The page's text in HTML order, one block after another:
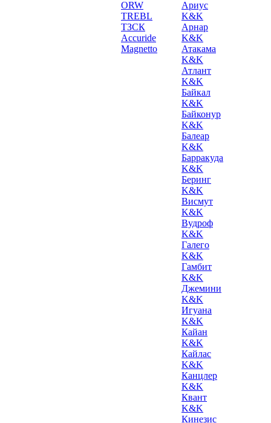
ORW
TREBL
ТЗСК
Accuride
Magnetto
Ариус
K&K
Арнар
K&K
Атакама
K&K
Атлант
K&K
Байкал
K&K
Байконур
K&K
Балеар
K&K
Барракуда
K&K
Беринг
K&K
Висмут
K&K
Вудроф
K&K
Галего
K&K
Гамбит
K&K
Джемини
K&K
Игуана
K&K
Кайан
K&K
Кайлас
K&K
Канцлер
K&K
Квант
K&K
Кинезис